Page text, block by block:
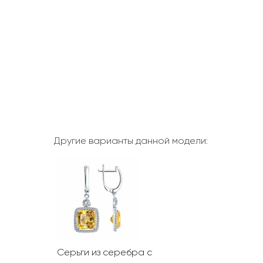
Другие варианты данной модели:
Серьги из серебра с